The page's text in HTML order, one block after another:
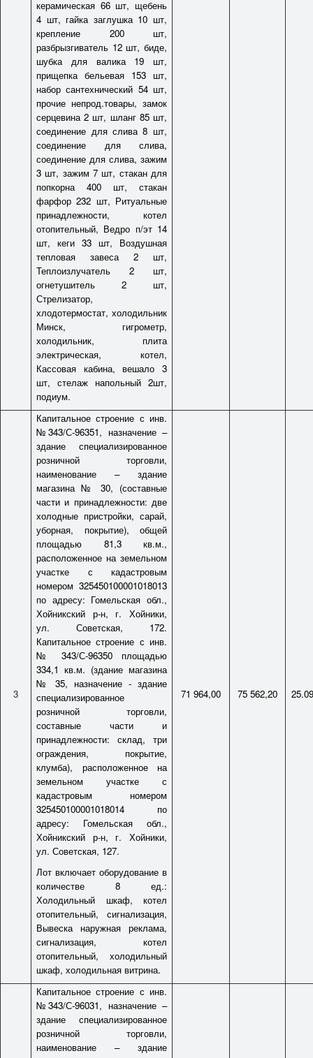
керамическая 66 шт, щебень
4 шт, гайка заглушка 10 шт,
крепление 200 шт,
разбрызгиватель 12 шт, биде,
шубка для валика 19 шт,
прищепка бельевая 153 шт,
набор сантехнический 54 шт,
прочие непрод.товары, замок
серцевина 2 шт, шланг 85 шт,
соединение для слива 8 шт,
соединение для слива,
соединение для слива, зажим
3 шт, зажим 7 шт, стакан для
попкорна 400 шт, стакан
фарфор 232 шт, Ритуальные
принадлежности, котел
отопительный, Ведро п/эт 14
шт, кеги 33 шт, Воздушная
тепловая завеса 2 шт,
Теплоизлучатель 2 шт,
огнетушитель 2 шт,
Стрелизатор,
хлодотермостат, холодильник
Минск, гигрометр,
холодильник, плита
электрическая, котел,
Кассовая кабина, вешало 3
шт, стелаж напольный 2шт,
подиум.
3
Капитальное строение с инв.
№343/С-96351, назначение –
здание специализированное
розничной торговли,
наименование – здание
магазина № 30, (составные
части и принадлежности: две
холодные пристройки, сарай,
уборная, покрытие), общей
площадью 81,3 кв.м.,
расположенное на земельном
участке с кадастровым
номером 325450100001018013
по адресу: Гомельская обл.,
Хойникский р-н, г. Хойники,
ул. Советская, 172.
Капитальное строение с инв.
№ 343/С-96350 площадью
334,1 кв.м. (здание магазина
№ 35, назначение - здание
специализированное
розничной торговли,
составные части и
принадлежности: склад, три
ограждения, покрытие,
клумба), расположенное на
земельном участке с
кадастровым номером
325450100001018014 по
адресу: Гомельская обл.,
Хойникский р-н, г. Хойники,
ул. Советская, 127.
Лот включает оборудование в
количестве 8 ед.:
Холодильный шкаф, котел
отопительный, сигнализация,
Вывеска наружная реклама,
сигнализация, котел
отопительный, холодильный
шкаф, холодильная витрина.
71 964,00 75 562,20
Капитальное строение с инв.
№343/С-96031, назначение –
здание специализированное
розничной торговли,
наименование – здание